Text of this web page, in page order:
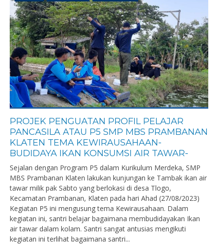
PROJEK PENGUATAN PROFIL PELAJAR
PANCASILA ATAU P5 SMP MBS PRAMBANAN
KLATEN TEMA KEWIRAUSAHAAN-
BUDIDAYA IKAN KONSUMSI AIR TAWAR-
Sejalan dengan Program P5 dalam Kurikulum Merdeka, SMP
MBS Prambanan Klaten lakukan kunjungan ke Tambak ikan air
tawar milik pak Sabto yang berlokasi di desa Tlogo,
Kecamatan Prambanan, Klaten pada hari Ahad (27/08/2023)
Kegiatan P5 ini mengusung tema Kewirausahaan. Dalam
kegiatan ini, santri belajar bagaimana membudidayakan Ikan
air tawar dalam kolam. Santri sangat antusias mengikuti
kegiatan ini terlihat bagaimana santri...